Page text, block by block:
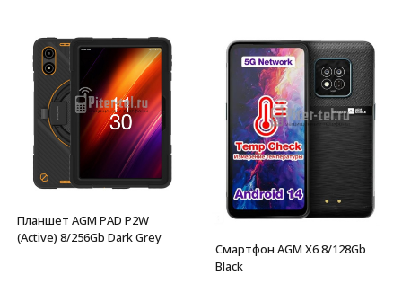
Планшет AGM PAD P2W
(Active) 8/256Gb Dark Grey
Смартфон AGM X6 8/128Gb
Black